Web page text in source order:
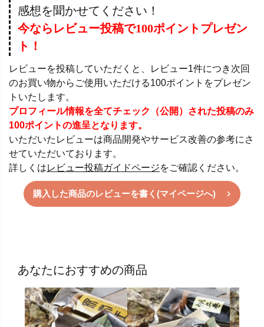
感想を聞かせてください！
今ならレビュー投稿で100ポイントプレゼン
ト！
レビューを投稿していただくと、レビュー1件につき次回
のお買い物からご使用いただける100ポイントをプレゼン
トいたします。
プロフィール情報を全てチェック（公開）された投稿のみ
100ポイントの進呈となります。
いただいたレビューは商品開発やサービス改善の参考にさ
せていただいております。
詳しくはレビュー投稿ガイドページをご確認ください。
購入した商品のレビューを書く(マイページへ)
あなたにおすすめの商品